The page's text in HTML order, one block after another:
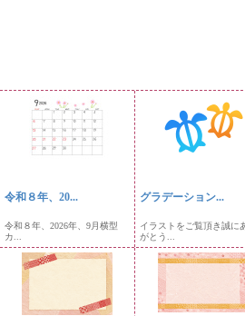
令和８年、20...
令和８年、2026年、9月横型
カ...
グラデーション...
イラストをご覧頂き誠に
がとう...